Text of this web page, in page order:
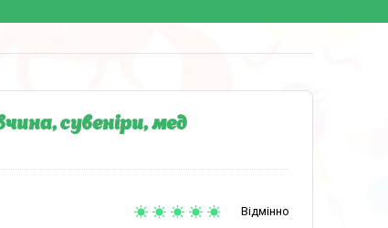
сувеніри, мед
Відмінно